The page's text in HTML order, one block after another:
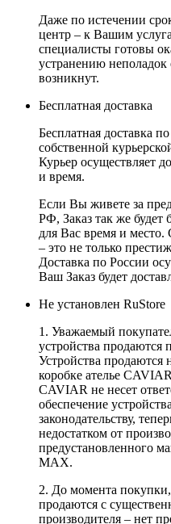
Даже по истечении
центр – к Вашим
специалисты готовы
устранению
возникнут.
Бесплатная доставка
Бесплатная доставка
собственной
Курьер осуществляет
и время.
Если Вы живете за
РФ, Заказ так же будет
для Вас время и место.
– это не только
Доставка по России
Ваш Заказ будет
Не установлен RuStore
1. Уважаемый
устройства продаются
Устройства продаются
коробке ателье
CAVIAR не несет
обеспечение
законодательству,
недостатком от
предустановленного
MAX.
2. До момента
продаются с
производителя – нет